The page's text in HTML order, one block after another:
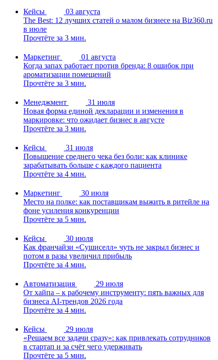
Кейсы
03 августа
The Best: 12 лучших статей о малом бизнесе на Biz360.ru
в июле
Прочтёте за 3 мин.
Маркетинг
01 августа
Когда запах работает против бренда: 8 ошибок при
ароматизации помещений
Прочтёте за 3 мин.
Менеджмент
31 июля
Новая форма единой декларации и изменения в
маркировке: что ожидает бизнес в августе
Прочтёте за 3 мин.
Кейсы
31 июля
Повышение среднего чека без боли: как клинике
зарабатывать больше с каждого пациента
Прочтёте за 4 мин.
Маркетинг
30 июля
Место на полке: как поставщикам выжить в ритейле на
фоне усиления конкуренции
Прочтёте за 5 мин.
Кейсы
30 июля
Как франчайзи «Сушиселл» чуть не закрыл бизнес и
потом в разы увеличил прибыль
Прочтёте за 4 мин.
Автоматизация
29 июля
От хайпа – к рабочему инструменту: пять важных для
бизнеса AI-трендов 2026 года
Прочтёте за 4 мин.
Кейсы
29 июля
«Решаем все задачи сразу»: как привлекать сотрудников
в стартап и за счёт чего удерживать
Прочтёте за 5 мин.